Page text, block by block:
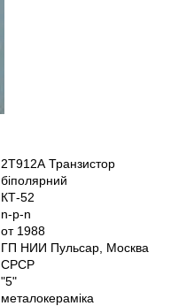
2Т912А Транзистор
біполярний
КТ-52
n-p-n
от 1988
ГП НИИ Пульсар, Москва
СРСР
"5"
металокераміка